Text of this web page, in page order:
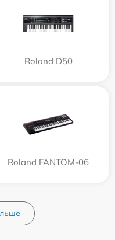
Roland D50
Roland FANTOM-06